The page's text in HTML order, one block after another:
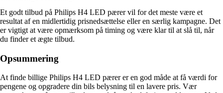
Et godt tilbud på Philips H4 LED pærer vil for det meste være et
resultat af en midlertidig prisnedsættelse eller en særlig kampagne. Det
er vigtigt at være opmærksom på timing og være klar til at slå til, når
du finder et ægte tilbud.
Opsummering
At finde billige Philips H4 LED pærer er en god måde at få værdi for
pengene og opgradere din bils belysning til en lavere pris. Vær